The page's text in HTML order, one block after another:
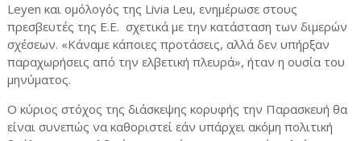
Leyen και ομόλογός της Livia Leu, ενημέρωσε στους
πρεσβευτές της Ε.Ε. σχετικά με την κατάσταση των διμερών
σχέσεων. «Κάναμε κάποιες προτάσεις, αλλά δεν υπήρξαν
παραχωρήσεις από την ελβετική πλευρά», ήταν η ουσία του
μηνύματος.
Ο κύριος στόχος της διάσκεψης κορυφής την Παρασκευή θα
είναι συνεπώς να καθοριστεί εάν υπάρχει ακόμη πολιτική